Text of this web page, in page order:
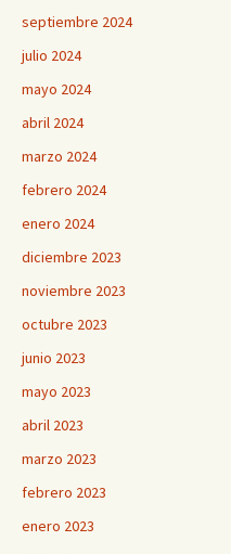
septiembre 2024
julio 2024
mayo 2024
abril 2024
marzo 2024
febrero 2024
enero 2024
diciembre 2023
noviembre 2023
octubre 2023
junio 2023
mayo 2023
abril 2023
marzo 2023
febrero 2023
enero 2023